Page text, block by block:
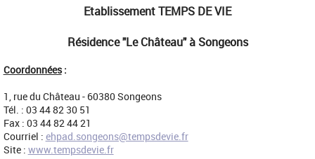
Etablissement TEMPS DE VIE
Résidence "Le Château" à Songeons
Coordonnées:
1, rue du Château - 60380 Songeons
Tél. : 03 44 82 30 51
Fax : 03 44 82 44 21
Courriel : ehpad.songeons@tempsdevie.fr
Site : www.tempsdevie.fr